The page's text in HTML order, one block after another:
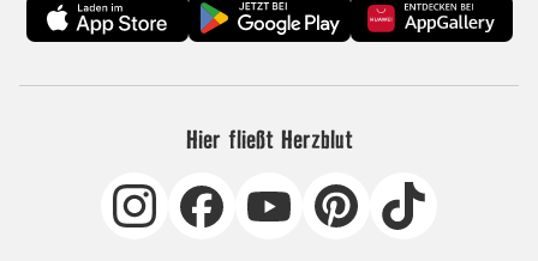
Hier fließt Herzblut